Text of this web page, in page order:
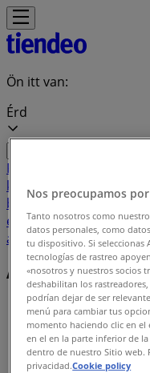
Ön itt van:
Érd
Featured
kiegészítők
barkácsolás
és szabadidőAutók,
alkatrészekÉttermek
Ajánlatok indexe
Tiendeo Érd-en»
Kínálatok listája
Nos preocupamos
Tanto nosotros como
datos personales, como
tu dispositivo. Si seleccionas
tecnologías de rastreo
«nosotros y nuestros socios
deshabilitan los
podrían dejar de ser
menú para cambiar tus
momento haciendo clic en el
en el en la parte inferior de
dentro de nuestro Sitio web.
privacidad.Cookie policy